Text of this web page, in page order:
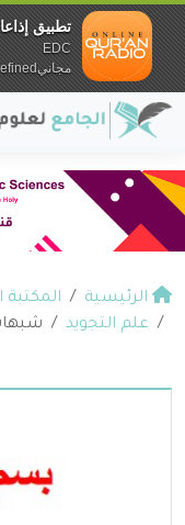
الرئيسية المكتبة
علم التجويد
تطبيق
EDC
مجانيundefined